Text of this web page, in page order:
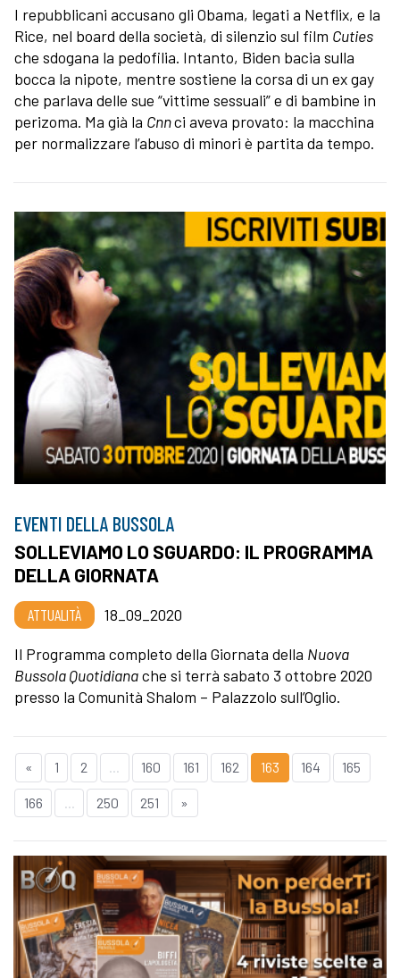
I repubblicani accusano gli Obama, legati a Netflix, e la
Rice, nel board della società, di silenzio sul film Cuties
che sdogana la pedofilia. Intanto, Biden bacia sulla
bocca la nipote, mentre sostiene la corsa di un ex gay
che parlava delle sue “vittime sessuali” e di bambine in
perizoma. Ma già la Cnnci aveva provato: la macchina
per normalizzare l’abuso di minori è partita da tempo.
EVENTI DELLA BUSSOLA
SOLLEVIAMO LO SGUARDO: IL PROGRAMMA
DELLA GIORNATA
ATTUALITÀ
18_09_2020
Il Programma completo della Giornata della Nuova
Bussola Quotidianache si terrà sabato 3 ottobre 2020
presso la Comunità Shalom – Palazzolo sull’Oglio.
« 1 2 ... 160 161 162 163 164 165
166 250 251 »